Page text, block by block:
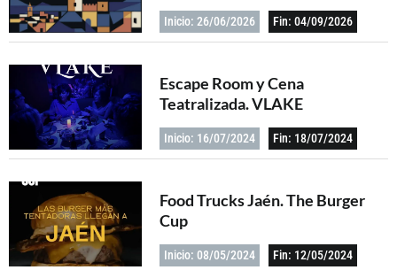
Inicio: 26/06/2026 Fin: 04/09/2026
Escape Room y Cena
Teatralizada. VLAKE
Inicio: 16/07/2024 Fin: 18/07/2024
Food Trucks Jaén. The Burger
Cup
Inicio: 08/05/2024 Fin: 12/05/2024